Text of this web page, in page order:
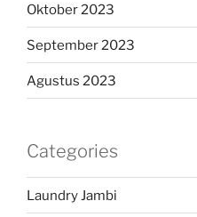
Oktober 2023
September 2023
Agustus 2023
Categories
Laundry Jambi